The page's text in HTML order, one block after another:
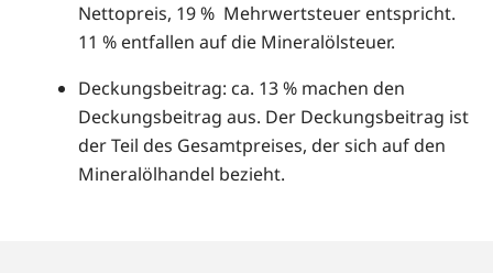
Nettopreis, 19 % Mehrwertsteuer entspricht.
11 % entfallen auf die Mineralölsteuer.
Deckungsbeitrag: ca. 13 % machen den
Deckungsbeitrag aus. Der Deckungsbeitrag ist
der Teil des Gesamtpreises, der sich auf den
Mineralölhandel bezieht.